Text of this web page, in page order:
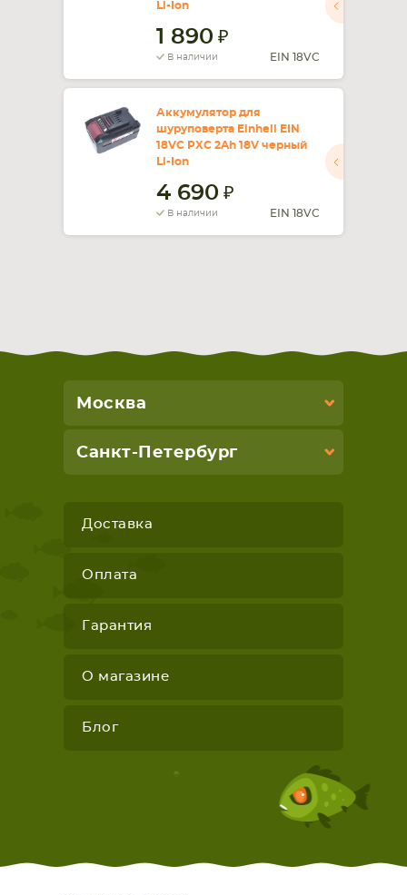
КОМПЛЕКТУЮЩИЕ
Li-Ion
1 890
В наличии EIN 18VC
Аккумулятор для
шуруповерта Einhell EIN
18VC PXC 2Ah 18V черный
Li-Ion
4 690
В наличии EIN 18VC
Москва
Санкт-Петербург
Доставка
Оплата
Гарантия
О магазине
Блог